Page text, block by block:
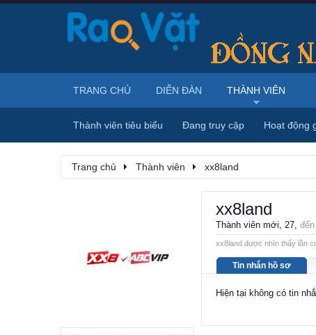
Trang chủ Thành viên xx8land
xx8land
Thành viên mới, 27,
xx8land được nhìn thấy lần
Tin nhắn hồ sơ
Hiện tại không có tin
TRANG CHỦ DIỄN ĐÀN THÀNH VIÊN
Thành viên tiêu biểu Đang truy cập Hoạt động